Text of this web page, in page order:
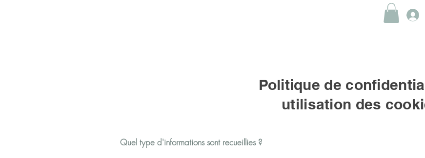
Politique de
utilisation des
Quel type d'informations sont recueillies ?